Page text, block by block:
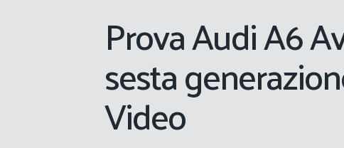
Prova Audi A6
sesta
Video